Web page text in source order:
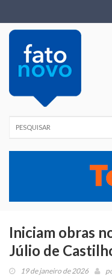
Iniciam obras
Júlio de
19 de janeiro de 2026